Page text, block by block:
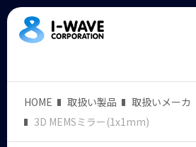
HOME 取扱い製品 取扱いメーカ
3D MEMSミラー(1x1mm)